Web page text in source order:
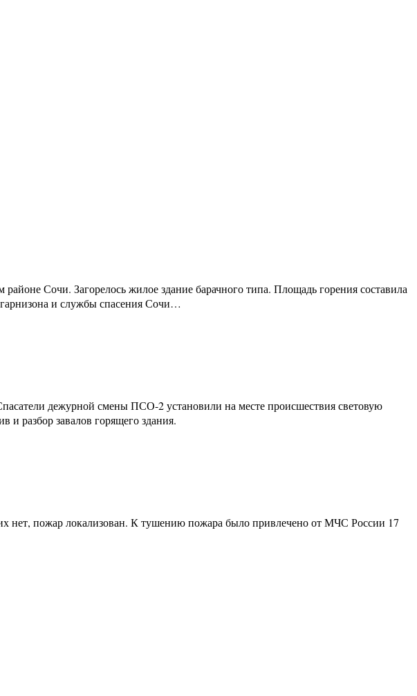
Сочи. Загорелось жилое здание барачного типа. Площадь горения составила
и службы спасения Сочи…
дежурной смены ПСО-2 установили на месте происшествия световую
разбор завалов горящего здания.
нет, пожар локализован. К тушению пожара было привлечено от МЧС России 17